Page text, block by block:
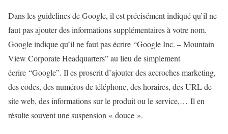
Dans les guidelines de Google, il est précisément indiqué qu’il ne
faut pas ajouter des informations supplémentaires à votre nom.
Google indique qu’il ne faut pas écrire “Google Inc. – Mountain
View Corporate Headquarters” au lieu de simplement
écrire “Google”. Il es proscrit d’ajouter des accroches marketing,
des codes, des numéros de téléphone, des horaires, des URL de
site web, des informations sur le produit ou le service,… Il en
résulte souvent une suspension « douce ».